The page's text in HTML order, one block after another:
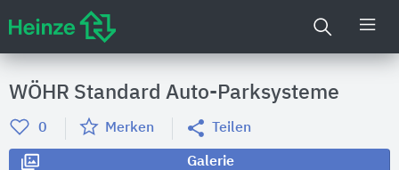
WÖHR Standard Auto-Parksysteme
0 Merken Teilen
Galerie